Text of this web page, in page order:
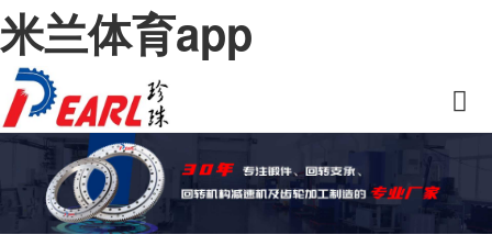
米兰体育app